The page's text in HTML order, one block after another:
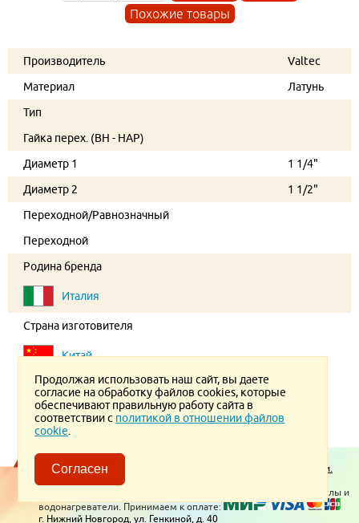
Похожие товары
Производитель
Valtec
Материал
Латунь
Тип
Гайка перех. (ВН - НАР)
Диаметр 1
1 1/4"
Диаметр 2
1 1/2"
Переходной/Равнозначный
Переходной
Родина бренда
Италия
Страна изготовителя
Китай
Пользовательское соглашение.
Политика конфиденциальности.
Политика в отношении обработки ПД
Отопительное оборудование, котлы и
водонагреватели. Принимаем к оплате:
г. Нижний Новгород, ул. Генкиной, д. 40
Продолжая использовать наш сайт, вы даете
согласие на обработку файлов cookies, которые
обеспечивают правильную работу сайта в
соответствии с политикой в отношении файлов
cookie
Согласен